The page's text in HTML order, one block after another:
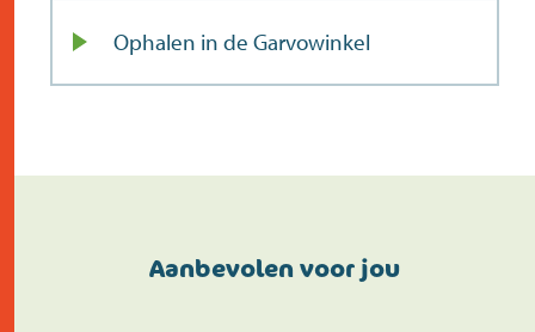
Ophalen in de Garvowinkel
Aanbevolen voor jou